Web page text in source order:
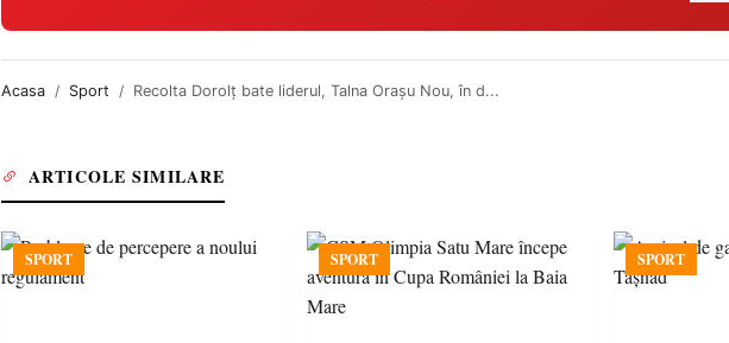
Acasa Sport Recolta Dorolț bate liderul, Talna Orașu Nou, în d...
ARTICOLE SIMILARE
SPORT SPORT SPORT